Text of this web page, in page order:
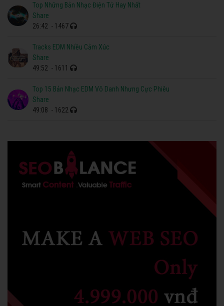
Top Những Bản Nhạc Điện Tử Hay Nhất
Share
26:42 - 1467
Tracks EDM Nhiều Cảm Xúc
Share
49:52 - 1611
Top 15 Bản Nhạc EDM Vô Danh Nhưng Cực Phiêu
Share
49:08 - 1622